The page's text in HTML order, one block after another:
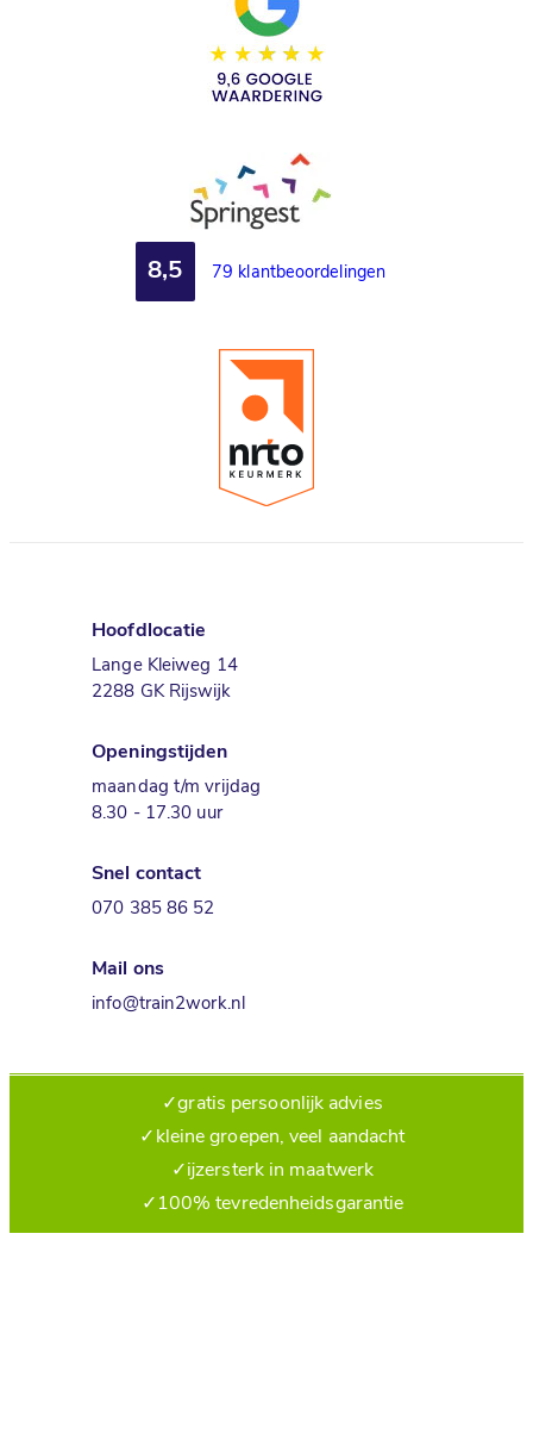
8,5 79 klantbeoordelingen
Hoofdlocatie
Lange Kleiweg 14
2288 GK Rijswijk
Openingstijden
maandag t/m vrijdag
8.30 - 17.30 uur
Snel contact
070 385 86 52
Mail ons
info@train2work.nl
✓gratis persoonlijk advies
✓ kleine groepen, veel aandacht
✓ijzersterk in maatwerk
✓ 100% tevredenheidsgarantie